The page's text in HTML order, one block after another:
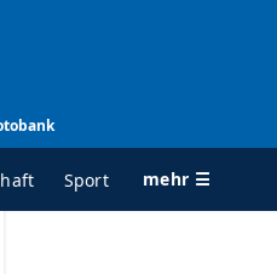
Sport mehr ☰